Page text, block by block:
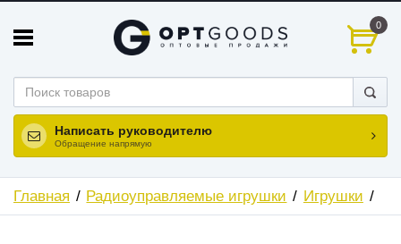
0
Написать руководителю
Обращение напрямую
Главная Радиоуправляемые игрушки Игрушки